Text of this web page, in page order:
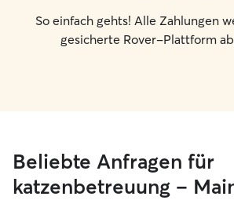
So einfach gehts! Alle Zahlungen
gesicherte Rover-Plattform
Beliebte Anfragen für
katzenbetreuung –